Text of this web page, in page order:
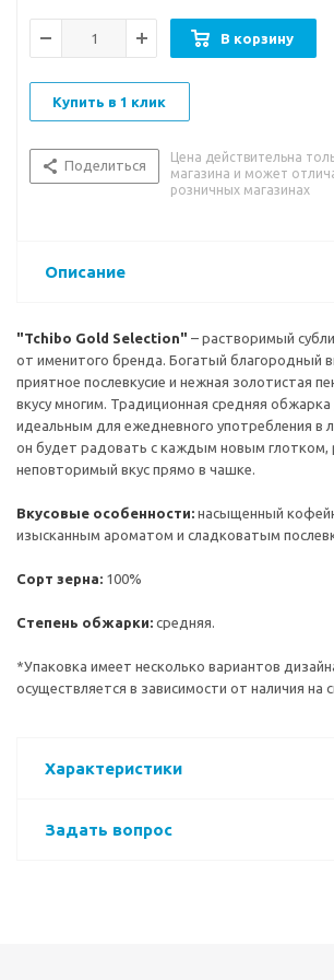
изысканным ароматом и сладковатым
Степень обжарки:средняя.
*Упаковка имеет несколько вариантов
осуществляется в зависимости от наличия на
В корзину
Купить в 1 клик
Поделиться
Цена действительна
магазина и может
розничных магазинах
Описание
"Tchibo Gold Selection" – растворимый
от именитого бренда. Богатый благородный
приятное послевкусие и нежная золотистая
вкусу многим. Традиционная средняя
идеальным для ежедневного употребления в
он будет радовать с каждым новым глотком,
неповторимый вкус прямо в чашке.
Вкусовые особенности: насыщенный
изысканным ароматом и сладковатым
Сорт зерна: 100%
Степень обжарки: средняя.
*Упаковка имеет несколько вариантов
осуществляется в зависимости от наличия на
Характеристики
Задать вопрос